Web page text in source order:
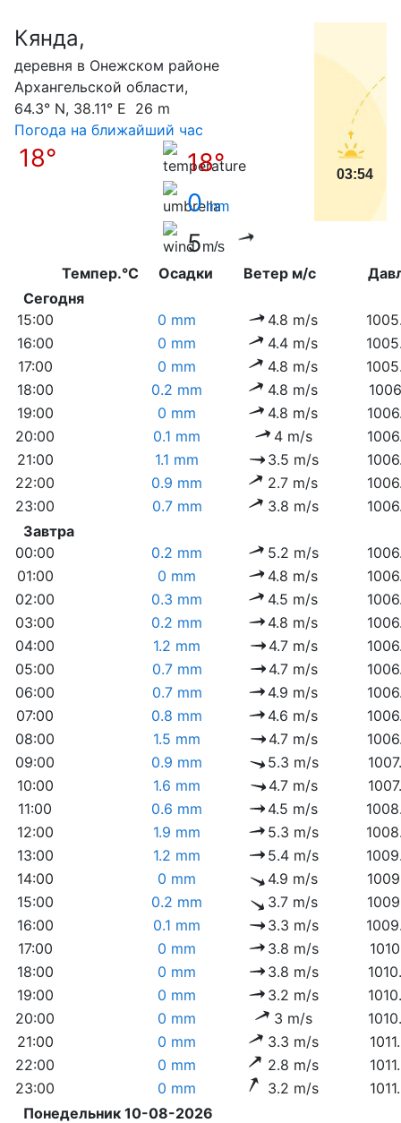
Кянда,
деревня в Онежском районе
Архангельской области,
64.3° N, 38.11° E 26 m
Погода на ближайший час
18°
18°
0mm
5m/s
03:54
Темпер.°C Осадки Ветер м/с
Сегодня
15:00
0 mm 4.8 m/s
16:00
0 mm 4.4 m/s
17:00
0 mm 4.8 m/s
18:00
0.2 mm 4.8 m/s
19:00
0 mm 4.8 m/s
20:00
0.1 mm 4 m/s
21:00
1.1 mm 3.5 m/s
22:00
0.9 mm 2.7 m/s
23:00
0.7 mm 3.8 m/s
Завтра
00:00
0.2 mm 5.2 m/s
01:00
0 mm 4.8 m/s
02:00
0.3 mm 4.5 m/s
03:00
0.2 mm 4.8 m/s
04:00
1.2 mm 4.7 m/s
05:00
0.7 mm 4.7 m/s
06:00
0.7 mm 4.9 m/s
07:00
0.8 mm 4.6 m/s
08:00
1.5 mm 4.7 m/s
09:00
0.9 mm 5.3 m/s
10:00
1.6 mm 4.7 m/s
11:00
0.6 mm 4.5 m/s
12:00
1.9 mm 5.3 m/s
13:00
1.2 mm 5.4 m/s
14:00
0 mm 4.9 m/s
15:00
0.2 mm 3.7 m/s
16:00
0.1 mm 3.3 m/s
17:00
0 mm 3.8 m/s
18:00
0 mm 3.8 m/s
19:00
0 mm 3.2 m/s
20:00
0 mm 3 m/s
21:00
0 mm 3.3 m/s
22:00
0 mm 2.8 m/s
23:00
0 mm 3.2 m/s
Понедельник 10-08-2026